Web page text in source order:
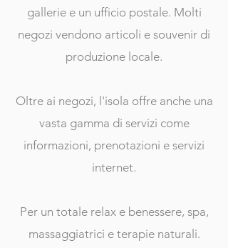
gallerie e un ufficio postale. Molti
negozi vendono articoli e souvenir di
produzione locale.
Oltre ai negozi, l'isola offre anche una
vasta gamma di servizi come
informazioni, prenotazioni e servizi
internet.
Per un totale relax e benessere, spa,
massaggiatrici e terapie naturali.